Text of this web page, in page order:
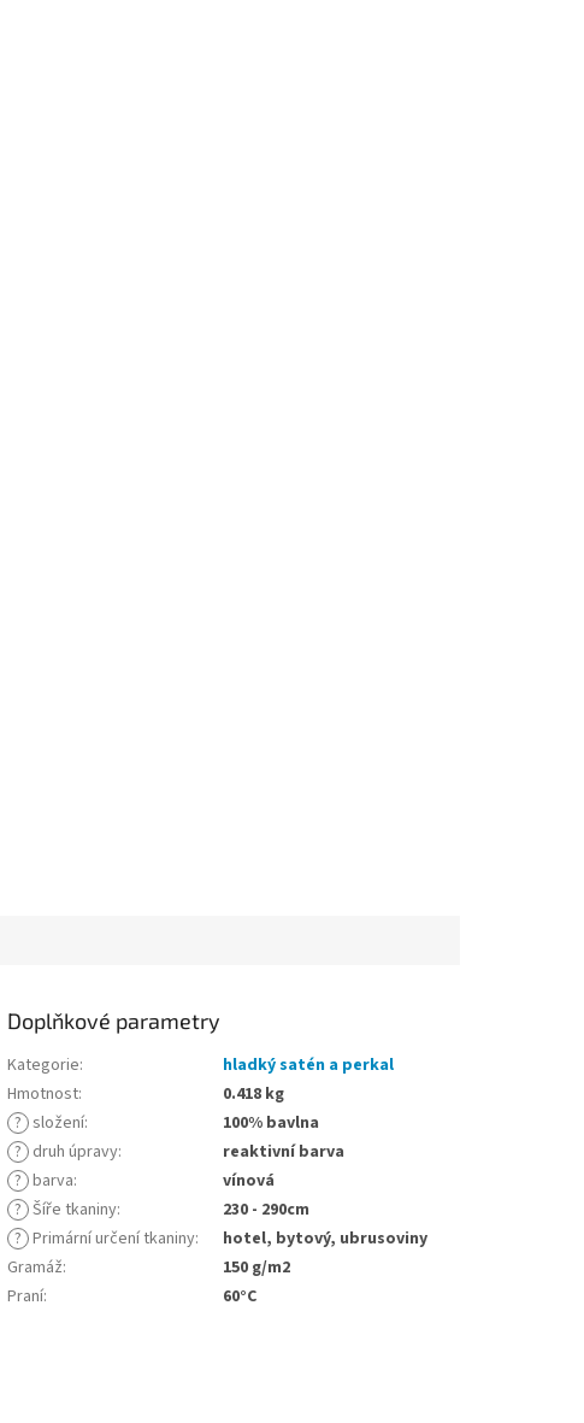
Doplňkové parametry
Kategorie:
hladký satén a perkal
Hmotnost:
0.418 kg
? složení:
100% bavlna
? druh úpravy:
reaktivní barva
? barva:
vínová
? Šíře tkaniny:
230 - 290cm
? Primární určení tkaniny:
hotel, bytový, ubrusoviny
Gramáž:
150 g/m2
Praní: 60°C